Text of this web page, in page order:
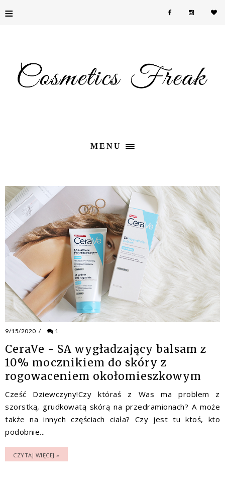
≡
MENU
9/15/2020 / 1
CeraVe - SA wygładzający balsam z
10% mocznikiem do skóry z
rogowaceniem okołomieszkowym
Cześć Dziewczyny!Czy któraś z Was ma problem z
szorstką, grudkowatą skórą na przedramionach? A może
także na innych częściach ciała? Czy jest tu ktoś, kto
podobnie...
CZYTAJ WIĘCEJ »